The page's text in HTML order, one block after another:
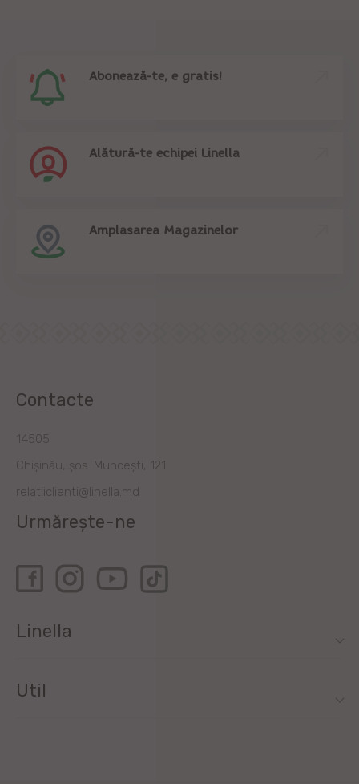
Abonează-te, e gratis!
Alătură-te echipei Linella
Amplasarea Magazinelor
Contacte
14505
Chișinău, șos. Muncești, 121
relatiiclienti@linella.md
Urmărește-ne
Linella
Util